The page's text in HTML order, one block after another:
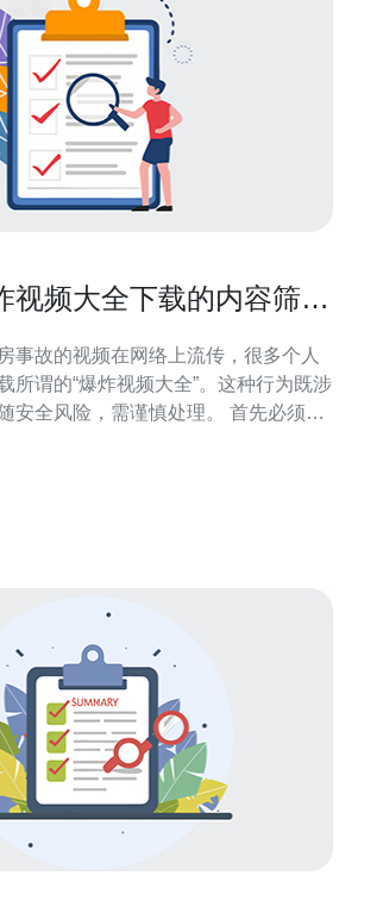
视频大全下载的内容筛选
事故的视频在网络上流传，很多个人
所谓的“爆炸视频大全”。这种行为既涉
安全风险，需谨慎处理。 首先必须考
频可能违法。下载前应核实授权、去